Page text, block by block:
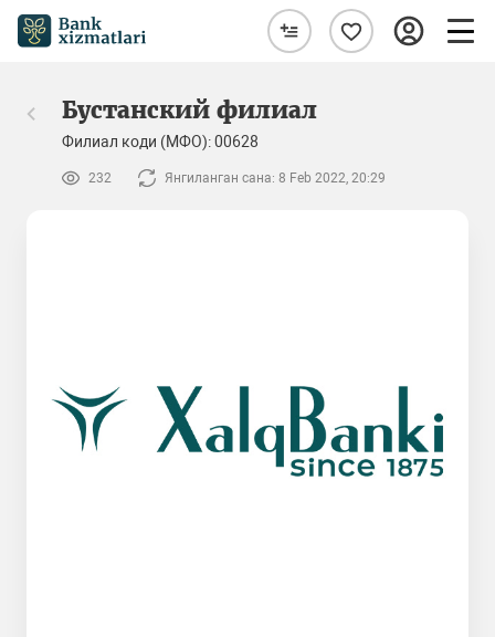
Бустанский филиал
Филиал коди (МФО): 00628
232 Янгиланган сана: 8 Feb 2022, 20:29